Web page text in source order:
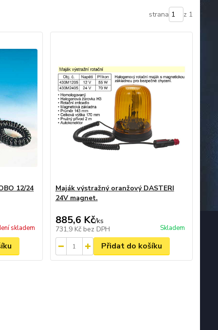
strana z 1
12/24
skladem
Maják výstražný oranžový DASTERI
24V magnet.
885,6 Kč/ks
731,9 Kč bez DPH Skladem
Přidat do košíku